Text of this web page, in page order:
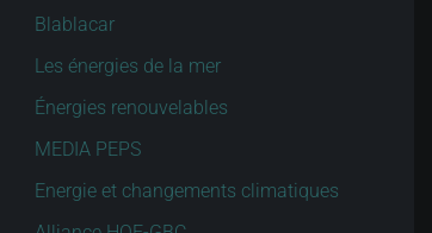
Blablacar
Les énergies de la mer
Énergies renouvelables
MEDIA PEPS
Energie et changements climatiques